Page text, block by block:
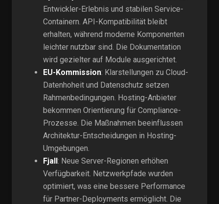
Entwickler-Erlebnis und stabilen Service-
Containern. API-Kompatibilität bleibt
erhalten, während moderne Komponenten
leichter nutzbar sind. Die Dokumentation
wird gezielter auf Module ausgerichtet.
EU-Kommission: Klarstellungen zu Cloud-
Datenhoheit und Datenschutz setzen
Rahmenbedingungen. Hosting-Anbieter
bekommen Orientierung für Compliance-
Prozesse. Die Maßnahmen beeinflussen
Architektur-Entscheidungen in Hosting-
Umgebungen.
Fjall: Neue Server-Regionen erhöhen
Verfügbarkeit. Netzwerkpfade wurden
optimiert, was eine bessere Performance
für Partner-Deployments ermöglicht. Die